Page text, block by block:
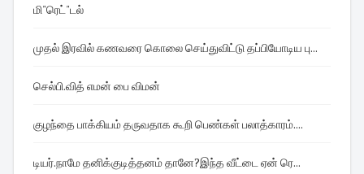
மி"ரெட்"டல்
முதல் இரவில் கணவரை கொலை செய்துவிட்டு தப்பியோடிய பு...
செல்பி.வித் எமன் பை விமன்
குழந்தை பாக்கியம் தருவதாக கூறி பெண்கள் பலாத்காரம்....
டியர்.நாமே தனிக்குடித்தனம் தானே?இந்த வீட்டை ஏன் ரெ...